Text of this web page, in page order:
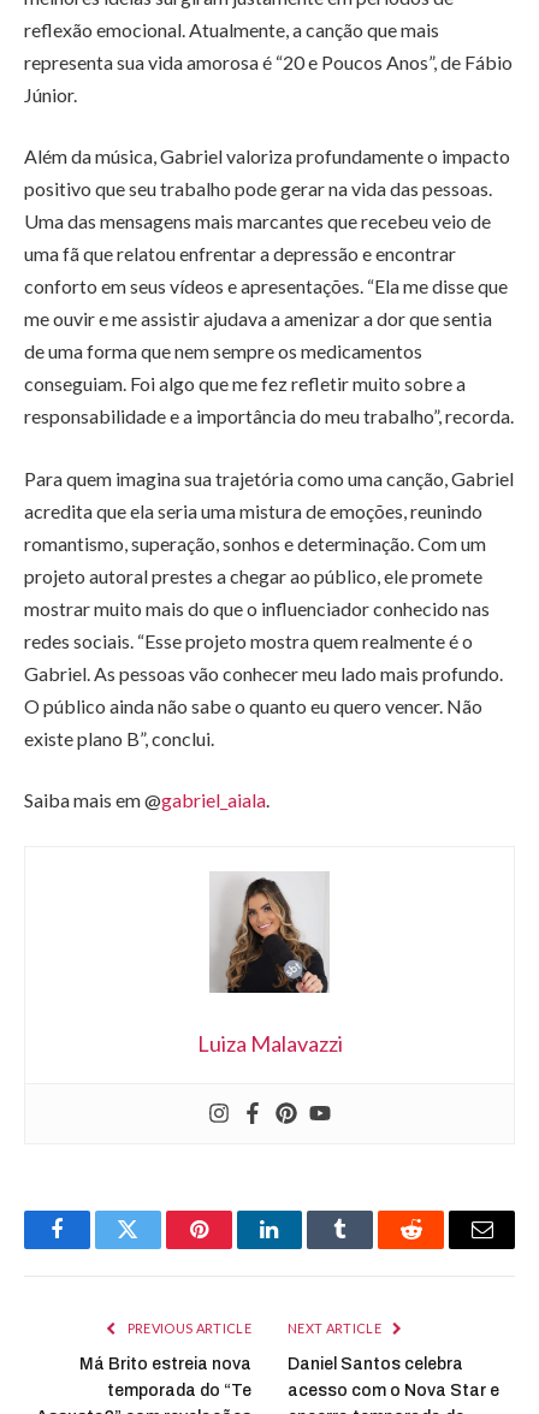
reflexão emocional. Atualmente, a canção que mais
representa sua vida amorosa é “20 e Poucos Anos”, de Fábio
Júnior.
Além da música, Gabriel valoriza profundamente o impacto
positivo que seu trabalho pode gerar na vida das pessoas.
Uma das mensagens mais marcantes que recebeu veio de
uma fã que relatou enfrentar a depressão e encontrar
conforto em seus vídeos e apresentações. “Ela me disse que
me ouvir e me assistir ajudava a amenizar a dor que sentia
de uma forma que nem sempre os medicamentos
conseguiam. Foi algo que me fez refletir muito sobre a
responsabilidade e a importância do meu trabalho”, recorda.
Para quem imagina sua trajetória como uma canção, Gabriel
acredita que ela seria uma mistura de emoções, reunindo
romantismo, superação, sonhos e determinação. Com um
projeto autoral prestes a chegar ao público, ele promete
mostrar muito mais do que o influenciador conhecido nas
redes sociais. “Esse projeto mostra quem realmente é o
Gabriel. As pessoas vão conhecer meu lado mais profundo.
O público ainda não sabe o quanto eu quero vencer. Não
existe plano B”, conclui.
Saiba mais em @gabriel_aiala.
Luiza Malavazzi
FacebookTwitter PinterestLinkedInTumblr Reddit Email
PREVIOUS ARTICLE
Má Brito estreia nova
temporada do “Te
NEXT ARTICLE
Daniel Santos celebra
acesso com o Nova Star e